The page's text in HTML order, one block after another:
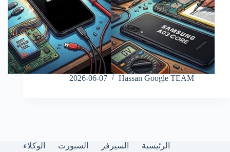
Hassan Google TEAM
2026-06-07
الرئيسية السيرفر السبورت
الوكلاء